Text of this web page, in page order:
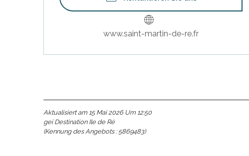
www.saint-martin-de-re.fr
Aktualisiert am 15 Mai 2026 Um 12:50
gei Destination Ile de Ré
(Kennung des Angebots : 5869483)